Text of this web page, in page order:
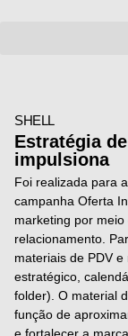
SHELL
Estratégia
impulsiona
Foi realizada para
campanha Oferta
marketing por
relacionamento.
materiais de PDV
estratégico,
folder). O material
função de
e fortalecer a